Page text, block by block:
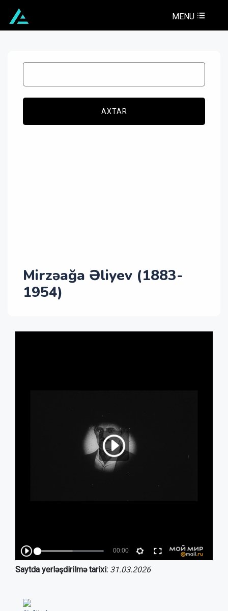
MENU
AXTAR
Mirzəağa Əliyev (1883-
1954)
Saytda yerləşdirilmə tarixi: 31.03.2026